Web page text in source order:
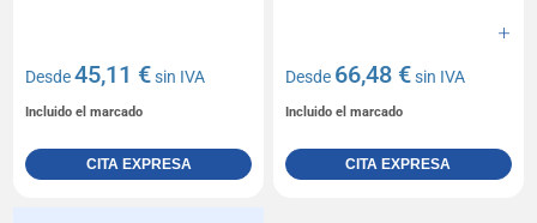
Desde45,11 €sin IVA
Incluido el marcado
CITA EXPRESA
Desde 66,48 €sin IVA
Incluido el marcado
CITA EXPRESA